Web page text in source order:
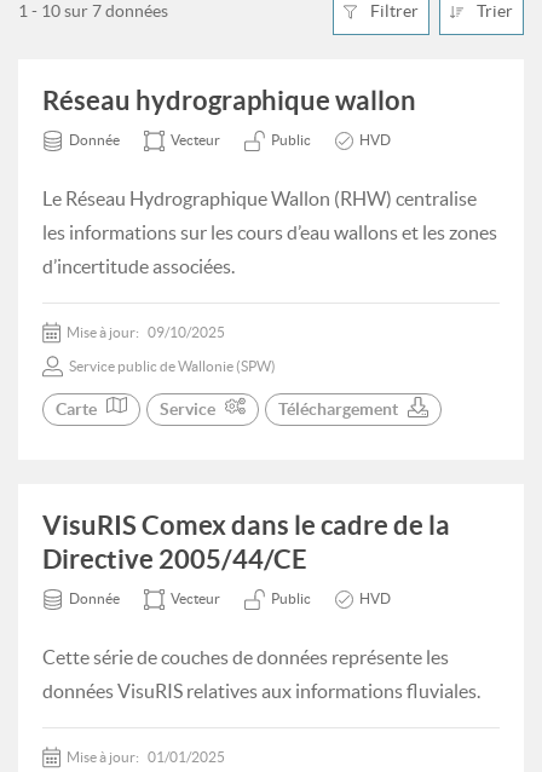
Filtrer Trier
1 - 10 sur 7 données
Réseau hydrographique wallon
Donnée Vecteur Public HVD
Le Réseau Hydrographique Wallon (RHW) centralise
les informations sur les cours d’eau wallons et les zones
d’incertitude associées.
Mise à jour: 09/10/2025
Service public de Wallonie (SPW)
Carte Service Téléchargement
VisuRIS Comex dans le cadre de la
Directive 2005/44/CE
Donnée Vecteur Public HVD
Cette série de couches de données représente les
données VisuRIS relatives aux informations fluviales.
Mise à jour: 01/01/2025